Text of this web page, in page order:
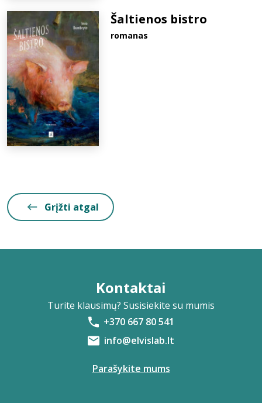
Šaltienos bistro
romanas
Grįžti atgal
Kontaktai
Turite klausimų? Susisiekite su mumis
+370 667 80 541
info@elvislab.lt
Parašykite mums